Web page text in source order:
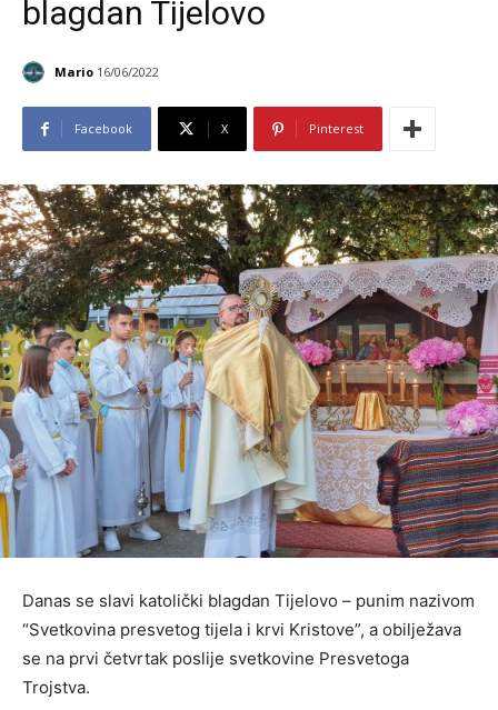
blagdan Tijelovo
Mario 16/06/2022
Facebook X Pinterest
Danas se slavi katolički blagdan Tijelovo – punim nazivom
“Svetkovina presvetog tijela i krvi Kristove”, a obilježava
se na prvi četvrtak poslije svetkovine Presvetoga
Trojstva.